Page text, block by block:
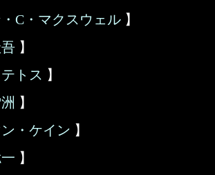
C・マクスウェル 】
】
トス 】
】
・ケイン 】
】